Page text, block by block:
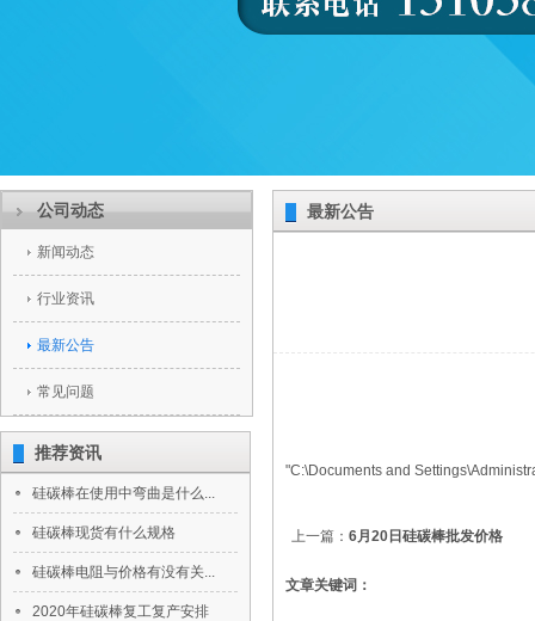
公司动态
新闻动态
行业资讯
最新公告
常见问题
推荐资讯
硅碳棒在使用中弯曲是什么...
硅碳棒现货有什么规格
硅碳棒电阻与价格有没有关...
2020年硅碳棒复工复产安排
最新公告
"C:\Documents and
上一篇： 6月20日硅碳棒批发价格
文章关键词：